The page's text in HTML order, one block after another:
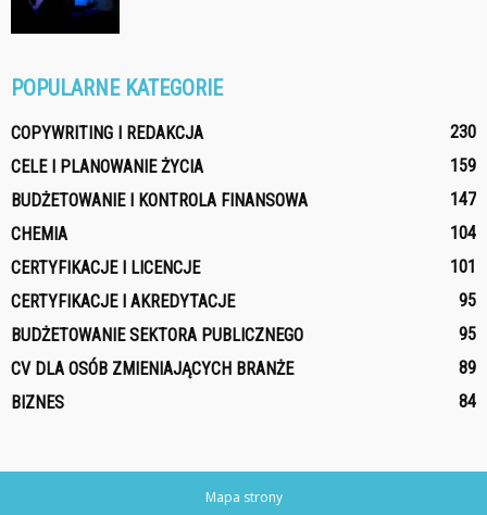
POPULARNE KATEGORIE
COPYWRITING I REDAKCJA
230
CELE I PLANOWANIE ŻYCIA
159
BUDŻETOWANIE I KONTROLA FINANSOWA
147
CHEMIA
104
CERTYFIKACJE I LICENCJE
101
CERTYFIKACJE I AKREDYTACJE
95
BUDŻETOWANIE SEKTORA PUBLICZNEGO
95
CV DLA OSÓB ZMIENIAJĄCYCH BRANŻE
89
BIZNES
84
Mapa strony